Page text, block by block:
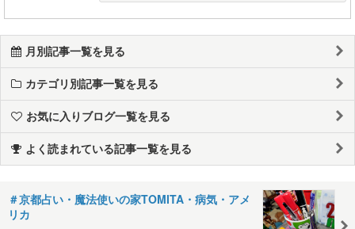
月別記事一覧を見る
カテゴリ別記事一覧を見る
お気に入りブログ一覧を見る
よく読まれている記事一覧を見る
＃京都占い・魔法使いの家TOMITA・病気・アメ
リカ